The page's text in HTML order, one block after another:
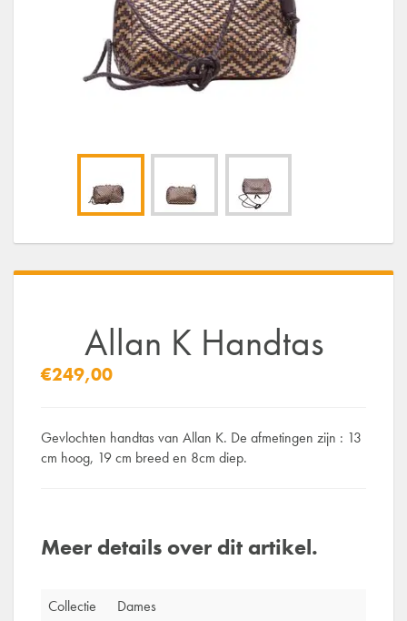
Allan K Handtas
€249,00
Gevlochten handtas van Allan K. De afmetingen zijn : 13
cm hoog, 19 cm breed en 8cm diep.
Meer details over dit artikel.
Collectie
Dames